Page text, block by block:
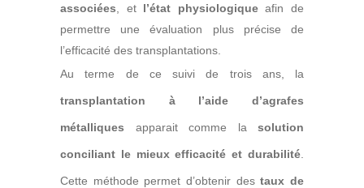
associées , et l’état physiologiqueafin de
permettre une évaluation plus précise de
l’efficacité des transplantations.
Au terme de ce suivi de trois ans, la
transplantation à l’aide d’agrafes
métalliques apparait comme la solution
conciliant le mieux efficacité et durabilité
Cette méthode permet d’obtenir destaux de